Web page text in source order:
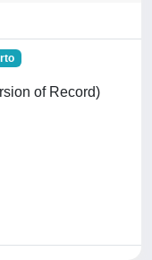
of Record)